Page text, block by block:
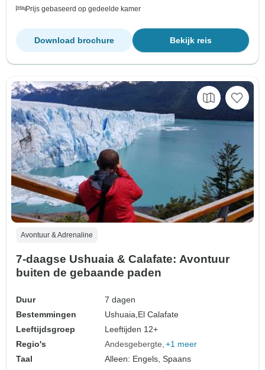
Prijs gebaseerd op gedeelde kamer
Bekijk reis
Download brochure
Avontuur & Adrenaline
7-daagse Ushuaia & Calafate: Avontuur
buiten de gebaande paden
Duur
7 dagen
Bestemmingen
Ushuaia,El Calafate
Leeftijdsgroep
Leeftijden 12+
Regio's
Andesgebergte +1 meer
Taal
Alleen: Engels, Spaans